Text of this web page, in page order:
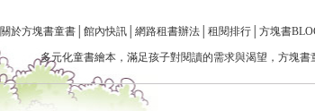
關於方塊書童書 館內快訊 網路租書辦法 租閱排行 方塊書
多元化童書繪本 ，滿足孩子對閱讀的需求與渴望，方塊